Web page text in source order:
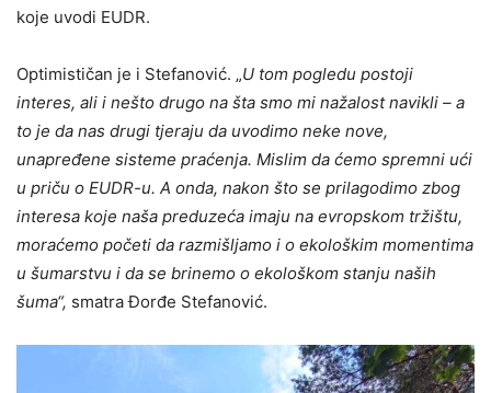
koje uvodi EUDR.
Optimističan je i Stefanović. „U tom pogledu postoji
interes, ali i nešto drugo na šta smo mi nažalost navikli – a
to je da nas drugi tjeraju da uvodimo neke nove,
unapređene sisteme praćenja. Mislim da ćemo spremni ući
u priču o EUDR-u. A onda, nakon što se prilagodimo zbog
interesa koje naša preduzeća imaju na evropskom tržištu,
moraćemo početi da razmišljamo i o ekološkim momentima
u šumarstvu i da se brinemo o ekološkom stanju naših
šuma“, smatra Đorđe Stefanović.